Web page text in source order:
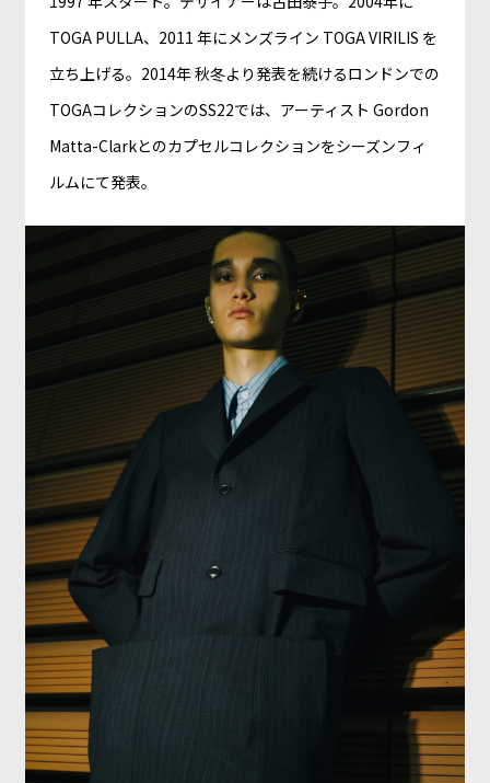
TOGA PULLA、2011 年にメンズライン TOGA VIRILIS を
立ち上げる。2014年 秋冬より発表を続けるロンドンでの
TOGAコレクションのSS22では、アーティスト Gordon
Matta-Clarkとのカプセルコレクションをシーズンフィ
ルムにて発表。